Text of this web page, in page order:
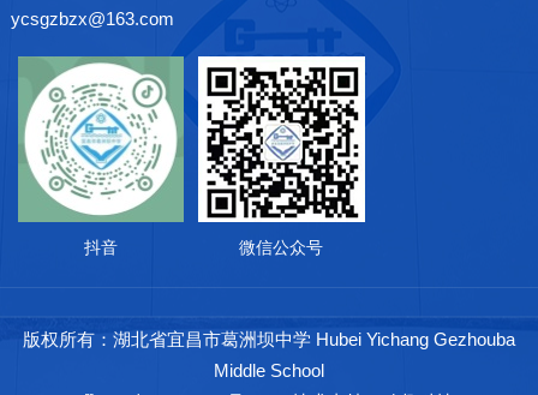
ycsgzbzx@163.com
抖音 微信公众号
版权所有：湖北省宜昌市葛洲坝中学 Hubei Yichang Gezhouba
Middle School